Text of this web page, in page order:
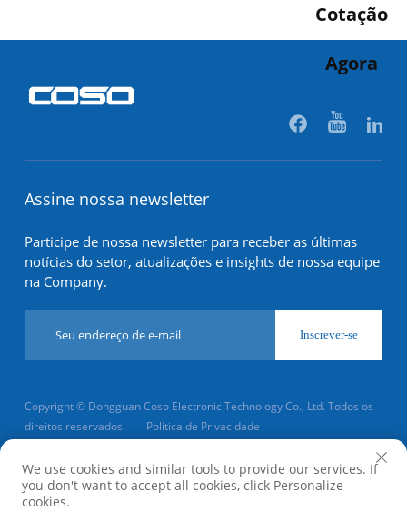
Cotação
Agora
Assine nossa newsletter
Participe de nossa newsletter para receber as últimas
notícias do setor, atualizações e insights de nossa equipe
na Company.
Inscrever-se
Copyright © Dongguan Coso Electronic Technology Co., Ltd. Todos os
direitos reservados.
Política de Privacidade
Rolar para o topo
We use cookies and similar tools to provide our services. If
you don't want to accept all cookies, click Personalize
cookies.